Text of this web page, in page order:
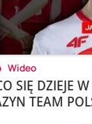
Wideo
SIĘ DZIEJE
TEAM